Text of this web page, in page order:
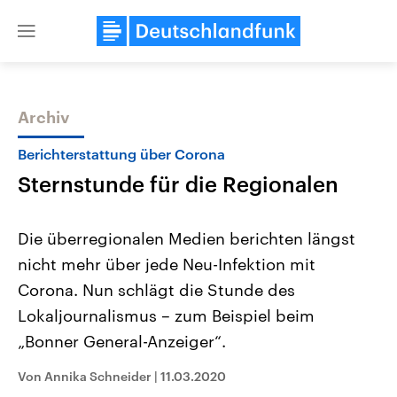
Close
Themen
Landtagswahl Sachsen-Anhalt
2026
Alle Informationen
Sachsen-Anhalt wählt am 6.
Landtag. Seit 2021 wird das
USA
Aktuelle Beiträge,
Archiv
Berichterstattung über Corona
Sternstunde für die Regionalen
Die überregionalen Medien berichten längst
nicht mehr über jede Neu-Infektion mit
Corona. Nun schlägt die Stunde des
Lokaljournalismus – zum Beispiel beim
„Bonner General-Anzeiger“.
Von Annika Schneider | 11.03.2020